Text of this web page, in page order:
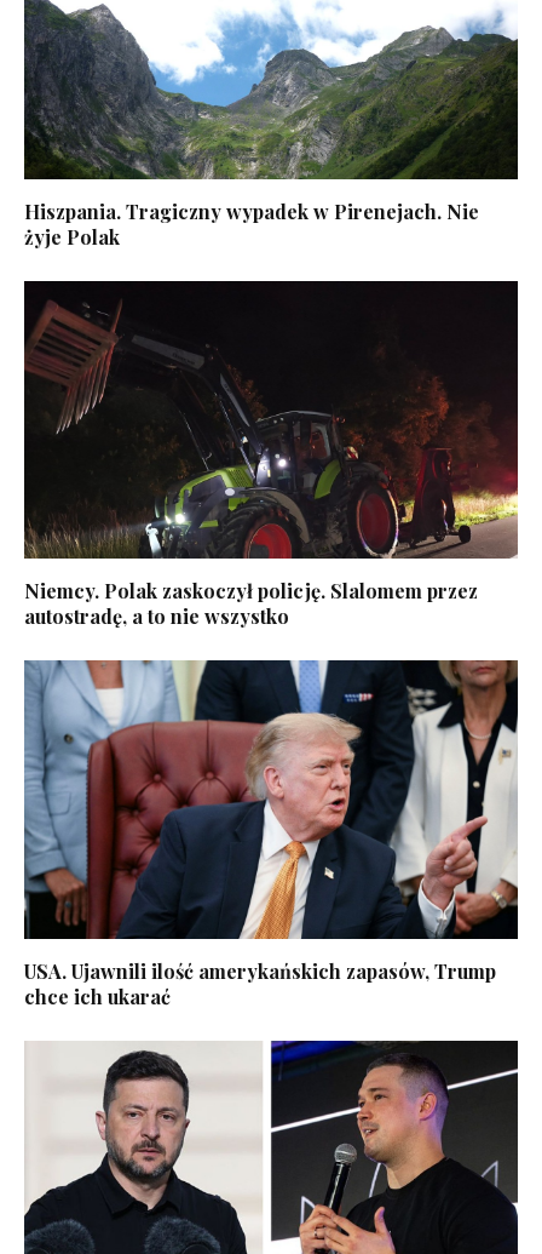
Hiszpania. Tragiczny wypadek w Pirenejach. Nie
żyje Polak
Niemcy. Polak zaskoczył policję. Slalomem przez
autostradę, a to nie wszystko
USA. Ujawnili ilość amerykańskich zapasów, Trump
chce ich ukarać